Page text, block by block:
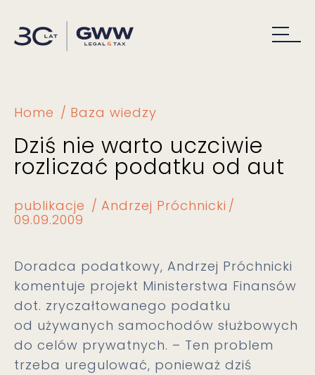
Home Baza wiedzy
Dziś nie warto uczciwie
rozliczać podatku od aut
publikacje
Andrzej Próchnicki
09.09.2009
Doradca podatkowy, Andrzej Próchnicki
komentuje projekt Ministerstwa Finansów
dot. zryczałtowanego podatku
od używanych samochodów służbowych
do celów prywatnych. – Ten problem
trzeba uregulować, ponieważ dziś